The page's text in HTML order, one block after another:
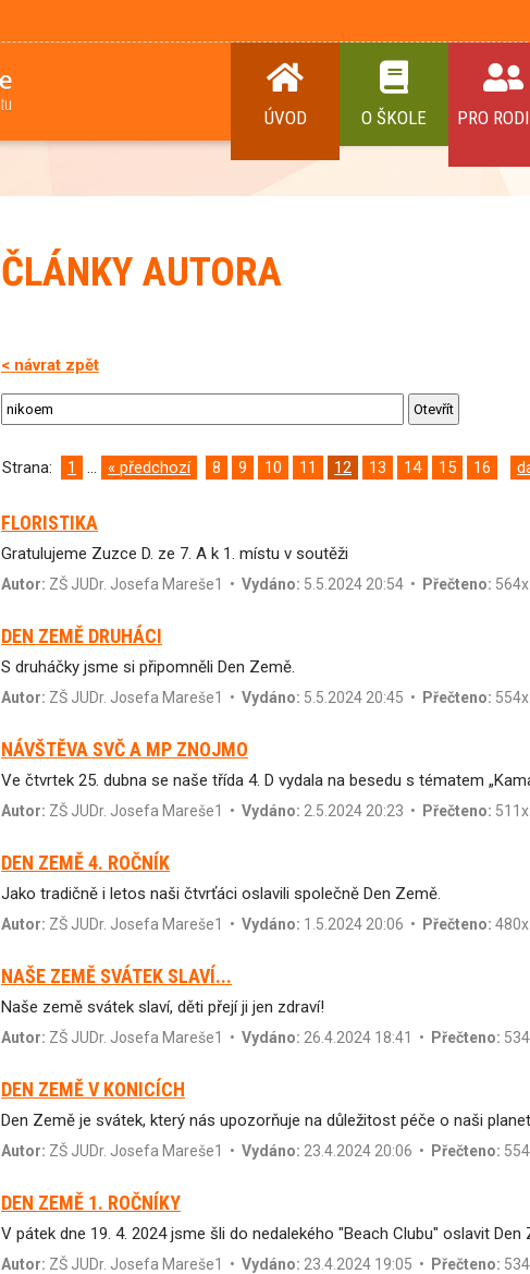
ÚVOD O ŠKOLE PRO
ČLÁNKY AUTORA
< návrat zpět
Strana: 1 ... « předchozí 8 9 10 11 12 13 14 15 16
FLORISTIKA
Gratulujeme Zuzce D. ze 7. A k 1. místu v soutěži
Autor: ZŠ JUDr. Josefa Mareše1 • Vydáno: 5.5.2024 20:54 • Přečteno: 564x
DEN ZEMĚ DRUHÁCI
S druháčky jsme si připomněli Den Země.
Autor: ZŠ JUDr. Josefa Mareše1 • Vydáno: 5.5.2024 20:45 • Přečteno: 554x
NÁVŠTĚVA SVČ A MP ZNOJMO
Ve čtvrtek 25. dubna se naše třída 4. D vydala na besedu s tématem
Autor: ZŠ JUDr. Josefa Mareše1 • Vydáno: 2.5.2024 20:23 • Přečteno: 511x
DEN ZEMĚ 4. ROČNÍK
Jako tradičně i letos naši čtvrťáci oslavili společně Den Země.
Autor: ZŠ JUDr. Josefa Mareše1 • Vydáno: 1.5.2024 20:06 • Přečteno: 480x
NAŠE ZEMĚ SVÁTEK SLAVÍ...
Naše země svátek slaví, děti přejí ji jen zdraví!
Autor: ZŠ JUDr. Josefa Mareše1 • Vydáno: 26.4.2024 18:41 • Přečteno:
DEN ZEMĚ V KONICÍCH
Den Země je svátek, který nás upozorňuje na důležitost péče o naši
Autor: ZŠ JUDr. Josefa Mareše1 • Vydáno: 23.4.2024 20:06 • Přečteno:
DEN ZEMĚ 1. ROČNÍKY
V pátek dne 19. 4. 2024 jsme šli do nedalekého "Beach Clubu" oslavit Den
Autor: ZŠ JUDr. Josefa Mareše1 • Vydáno: 23.4.2024 19:05 • Přečteno: